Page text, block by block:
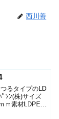
西川善
るタイプのLD
ﾟﾝﾝ(株)サイズ
ｍ素材LDPE色